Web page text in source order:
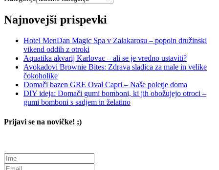
Najnovejši prispevki
Hotel MenDan Magic Spa v Zalakarosu – popoln družinski
vikend oddih z otroki
Aquatika akvarij Karlovac – ali se je vredno ustaviti?
Avokadovi Brownie Bites: Zdrava sladica za male in velike
čokoholike
Domači bazen GRE Oval Capri – Naše poletje doma
DIY ideja: Domači gumi bomboni, ki jih obožujejo otroci –
gumi bomboni s sadjem in želatino
Prijavi se na novičke! ;)